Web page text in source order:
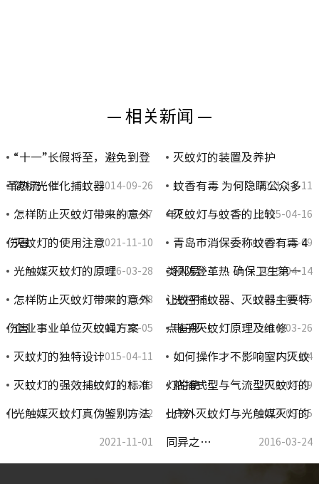
— 相关新闻 —
“十一”长假将至，避免到登
革热流… 2014-09-26
灭蚊灯的装置及养护
2021-11-11
简析光催化捕蚊器
2014-06-17
蚊香有毒 为何隐瞒公众多
年? 2015-04-16
怎样防止灭蚊灯带来的意外
伤害 2021-11-10
灭蚊灯与蚊香的比较
2021-11-09
灭蚊灯的使用注意
2016-03-28
青岛市消保委称蚊香有毒 4
类人易… 2015-04-14
光触媒灭蚊灯的原理
2021-11-08
预防登革热 确保卫生第一
让蚊子… 2014-09-25
怎样防止灭蚊灯带来的意外
伤害 2021-11-05
光控捕蚊器、灭蚊器主要特
点有哪… 2016-03-26
企业事业单位灭蚊蝇方案
2015-04-11
电子灭蚊灯原理及维修
2021-11-04
灭蚊灯的独特设计
2021-11-03
如何操作才不影响室内灭蚊
灯的使… 2015-04-09
灭蚊灯的强效捕蚊灯的标准
化 2021-11-02
粘捕式型与气流型灭蚊灯的
比较 2014-09-25
光触媒灭蚊灯真伪鉴别方法
2021-11-01
户外灭蚊灯与光触媒灭灯的
同异之… 2016-03-24